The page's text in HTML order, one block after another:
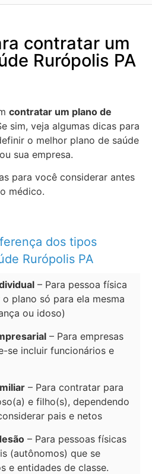
contratar um
Rurópolis PA
contratar um plano de
sim, veja algumas dicas para
o melhor plano de saúde
sua empresa.
para você considerar antes
médico.
dos tipos
Rurópolis PA
– Para pessoa física
plano só para ela mesma
ou idoso)
– Para empresas
se incluir funcionários e
– Para contratar para
e filho(s), dependendo
pais e netos
– Para pessoas físicas
(autônomos) que se
e entidades de classe.